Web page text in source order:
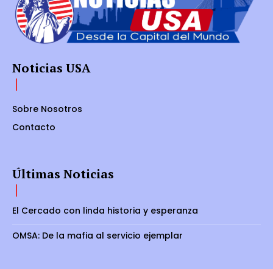
Noticias USA
Sobre Nosotros
Contacto
Últimas Noticias
El Cercado con linda historia y esperanza
OMSA: De la mafia al servicio ejemplar